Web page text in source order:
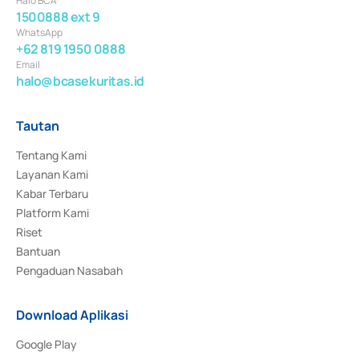
1500888 ext 9
WhatsApp
+62 819 1950 0888
Email
halo@bcasekuritas.id
Tautan
Tentang Kami
Layanan Kami
Kabar Terbaru
Platform Kami
Riset
Bantuan
Pengaduan Nasabah
Download Aplikasi
Google Play